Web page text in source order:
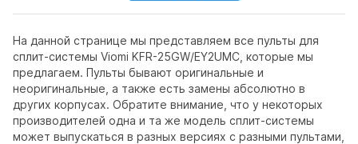
На данной странице мы представляем все пульты для
сплит-системы Viomi KFR-25GW/EY2UMC, которые мы
предлагаем. Пульты бывают оригинальные и
неоригинальные, а также есть замены абсолютно в
других корпусах. Обратите внимание, что у некоторых
производителей одна и та же модель сплит-системы
может выпускаться в разных версиях с разными пультами,